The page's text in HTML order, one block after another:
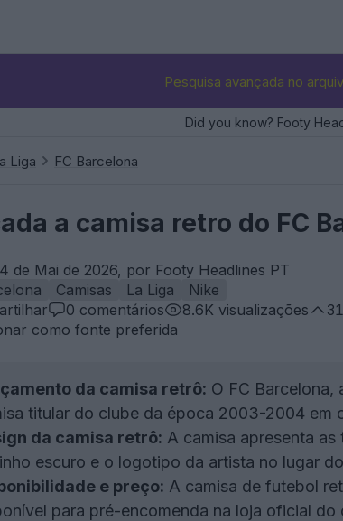
Pesquisa avançada no
Did you know? Footy
Liga FC Barcelona
a camisa retro do FC
de Mai de 2026, por Footy Headlines PT
Camisas La Liga
Nike
0 comentários 8.6K visualizações 31
como fonte preferida
da camisa retrô: O FC Barcelona,
titular do clube da época 2003-2004 em
da camisa retrô: A camisa apresenta
escuro e o logotipo da artista no lugar
e preço: A camisa de futebol
para pré-encomenda na loja oficial do